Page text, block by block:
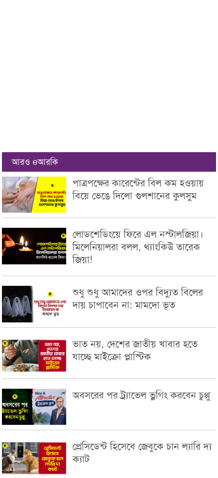
আরও eআরকি
পাত্রপক্ষের কারেন্টের বিল কম হওয়ায়
বিয়ে ভেঙে দিলো গুলশানের কুলসুম
লোডশেডিংয়ে ফিরে এল নস্টালজিয়া।
মিলেনিয়ালরা বলল, থ্যাংকিউ তারেক
জিয়া!
শুধু শুধু আমাদের ওপর বিদ্যুত বিলের
দায় চাপাবেন না: মামদো ভূত
ভাত নয়, দেশের জাতীয় খাবার হতে
যাচ্ছে মাইক্রো প্লাস্টিক
অবসরের পর ট্র্যাভেল ভ্লগিং করবেন চুপ্পু
প্রেসিডেন্ট হিসেবে জেবুকে চান ল্যারি দ্য
ক্যাট